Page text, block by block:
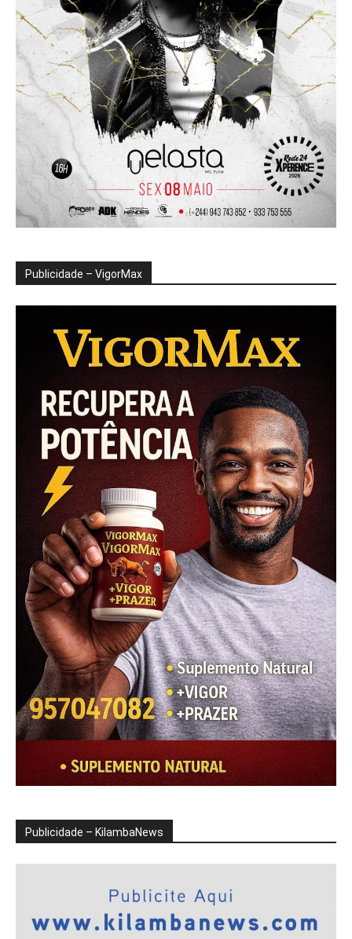
Publicidade – VigorMax
Publicidade – KilambaNews